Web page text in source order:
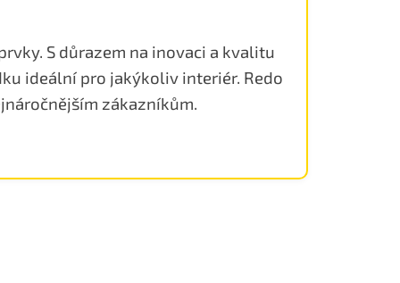
S důrazem na inovaci a kvalitu
ideální pro jakýkoliv interiér. Redo
zákazníkům.